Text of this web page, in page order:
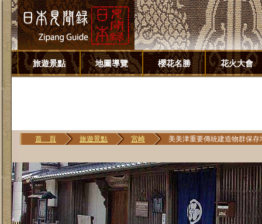
旅遊景點 地圖導覽 櫻花名勝 花火大會
首 頁 旅遊景點 宮崎 美美津重要傳統建造物群保存